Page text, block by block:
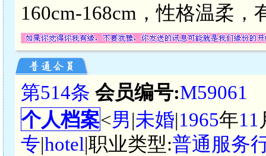
160cm-168cm，性格温柔
第514条 会员编号:M59061
个人档案<男|未婚|1965年11
专|hotel|职业类型:普通服务